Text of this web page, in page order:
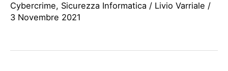
Cybercrime, Sicurezza Informatica / Livio Varriale /
3 Novembre 2021